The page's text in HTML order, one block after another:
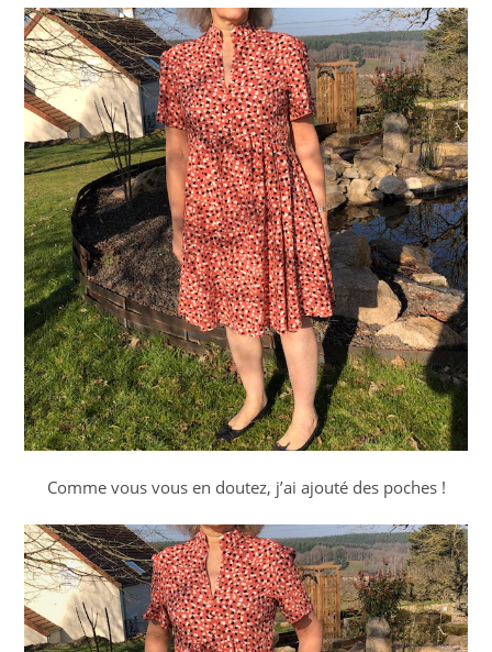
Comme vous vous en doutez, j’ai ajouté des poches !